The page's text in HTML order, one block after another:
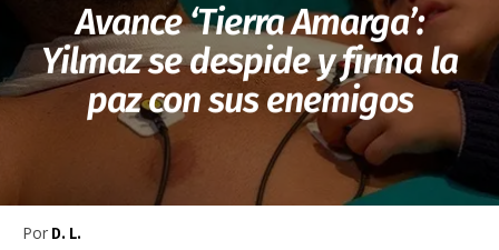
Avance ‘Tierra Amarga’:
Yilmaz se despide y firma la
paz con sus enemigos
Por D. L.